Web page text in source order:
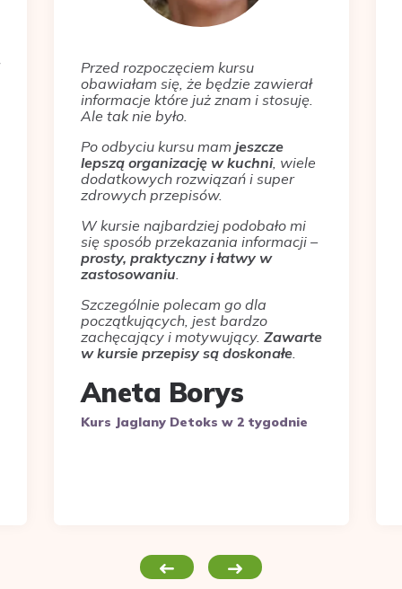
Przed rozpoczęciem kursu
obawiałam się, że będzie zawierał
informacje które już znam i stosuję.
Ale tak nie było.
Po odbyciu kursu mam jeszcze
lepszą organizację w kuchni, wiele
dodatkowych rozwiązań i super
zdrowych przepisów.
W kursie najbardziej podobało mi
się sposób przekazania informacji –
prosty, praktyczny i łatwy w
zastosowaniu.
Szczególnie polecam go dla
początkujących, jest bardzo
zachęcający i motywujący. Zawarte
w kursie przepisy są doskonałe.
Aneta Borys
Kurs Jaglany Detoks w 2 tygodnie